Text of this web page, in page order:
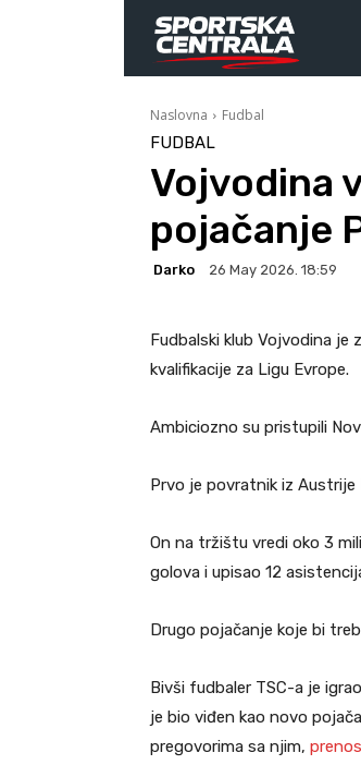
Naslovna Fudbal
FUDBAL
Vojvodina
pojačanje
Darko 26 May 2026. 18:59
Fudbalski klub Vojvodina je
kvalifikacije za Ligu Evrope.
Ambiciozno su pristupili
Prvo je povratnik iz Austrije
On na tržištu vredi oko 3
golova i upisao 12
Drugo pojačanje koje bi
Bivši fudbaler TSC-a je
je bio viđen kao novo
pregovorima sa njim,